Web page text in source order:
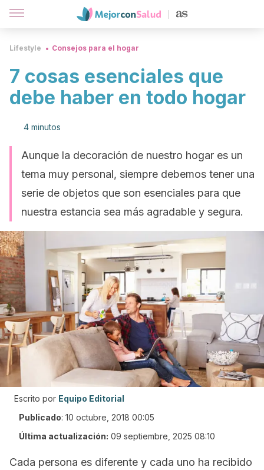
Lifestyle Consejos para el hogar
7 cosas esenciales que
debe haber en todo hogar
4 minutos
Aunque la decoración de nuestro hogar es un
tema muy personal, siempre debemos tener una
serie de objetos que son esenciales para que
nuestra estancia sea más agradable y segura.
Escrito por Equipo Editorial
Publicado: 10 octubre, 2018 00:05
Última actualización: 09 septiembre, 2025 08:10
Cada persona es diferente y cada uno ha recibido